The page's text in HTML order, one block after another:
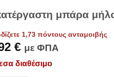
μπάρα
1,73 πόντους ανταμοιβής
€ με ΦΠΑ
διαθέσιμο